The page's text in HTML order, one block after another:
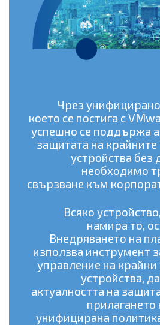
Чрез
което се постига с
успешно се поддържа
защитата на
устройства без
необходимо
свързване към
Всяко
намира то,
Внедряването на
използва инструмент
управление на
устройства,
актуалността на
прилагането
унифицирана